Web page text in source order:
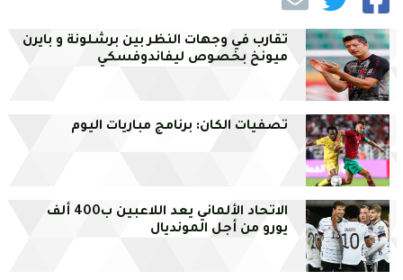
تقارب في وجهات النظر بين برشلونة و بايرن
ميونخ بخصوص ليفاندوفسكي
تصفيات الكان: برنامج مباريات اليوم
الاتحاد الألماني يعد اللاعبين ب400 ألف
يورو من أجل المونديال